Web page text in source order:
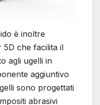
è inoltre
5D che facilita il
agli ugelli in
aggiuntivo
sono progettati
abrasivi